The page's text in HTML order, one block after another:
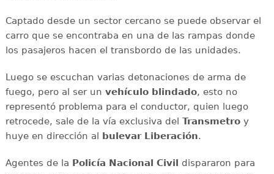
Captado desde un sector cercano se puede observar el
carro que se encontraba en una de las rampas donde
los pasajeros hacen el transbordo de las unidades.
Luego se escuchan varias detonaciones de arma de
fuego, pero al ser un vehículo blindado, esto no
representó problema para el conductor, quien luego
retrocede, sale de la vía exclusiva del Transmetroy
huye en dirección al bulevar Liberación.
Agentes de la Policía Nacional Civil dispararon para